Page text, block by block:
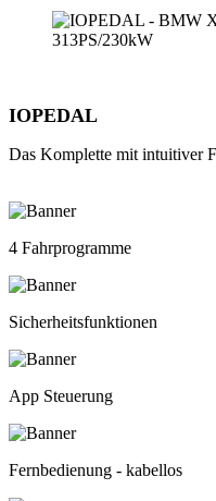
IOPEDAL
Das Komplette mit intuitiver
4 Fahrprogramme
Sicherheitsfunktionen
App Steuerung
Fernbedienung - kabellos